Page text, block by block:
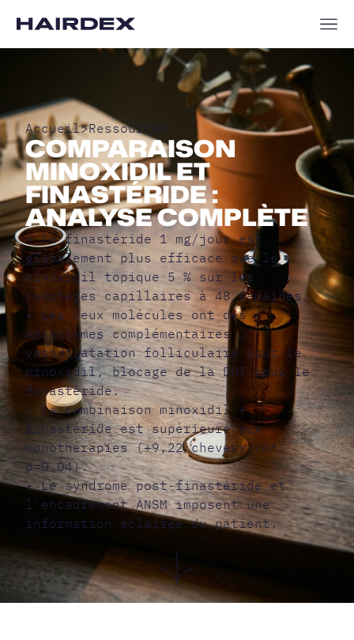
Accueil>Ressources
COMPARAISON
MINOXIDIL ET
FINASTÉRIDE :
ANALYSE COMPLÈTE
• Le finastéride 1 mg/jour est
globalement plus efficace que le
minoxidil topique 5 % sur les
comptages capillaires à 48 semaines.
• Les deux molécules ont des
mécanismes complémentaires :
vasodilatation folliculaire pour le
minoxidil, blocage de la DHT pour le
finastéride.
• La combinaison minoxidil +
finastéride est supérieure aux
monothérapies (+9,22 cheveux/cm²,
p=0,04).
• Le syndrome post-finastéride et
l'encadrement ANSM imposent une
information éclairée du patient.